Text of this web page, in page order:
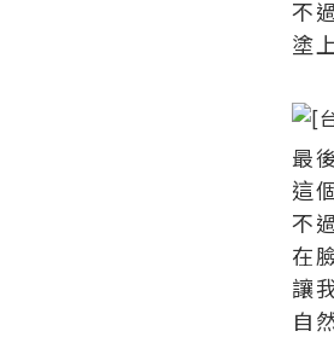
不
塗
最
這
不
在
讓
自